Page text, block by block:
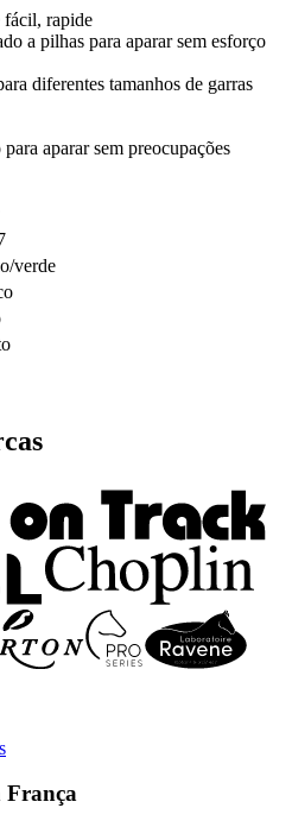
fácil, rapide
a pilhas para aparar sem esforço
diferentes tamanhos de garras
aparar sem preocupações
verde
França